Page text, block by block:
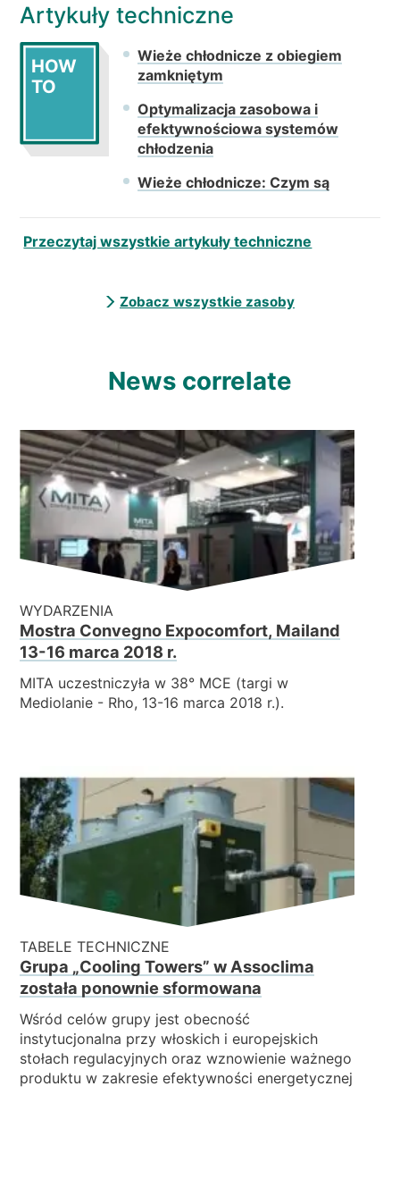
Artykuły techniczne
HOW
TO
Wieże chłodnicze z obiegiem
zamkniętym
Optymalizacja zasobowa i
efektywnościowa systemów
chłodzenia
Wieże chłodnicze: Czym są
Przeczytaj wszystkie artykuły techniczne
Zobacz wszystkie zasoby
News correlate
WYDARZENIA
Mostra Convegno Expocomfort, Mailand
13-16 marca 2018 r.
MITA uczestniczyła w 38° MCE (targi w
Mediolanie - Rho, 13-16 marca 2018 r.).
TABELE TECHNICZNE
Grupa „Cooling Towers” w Assoclima
została ponownie sformowana
Wśród celów grupy jest obecność
instytucjonalna przy włoskich i europejskich
stołach regulacyjnych oraz wznowienie ważnego
produktu w zakresie efektywności energetycznej